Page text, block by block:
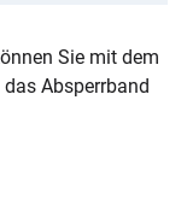
Sie mit dem
Absperrband